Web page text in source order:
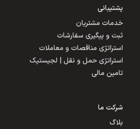
پشتیبانی
خدمات مشتریان
ثبت و پیگیری سفارشات
استراتژی مناقصات و معاملات
استراتژی حمل و نقل | لجیستیک
تامین مالی
شرکت ما
بلاگ